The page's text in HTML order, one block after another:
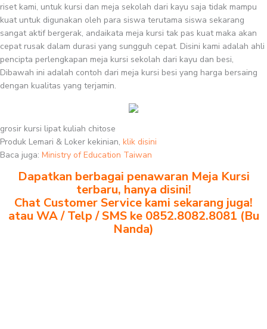
riset kami, untuk kursi dan meja sekolah dari kayu saja tidak mampu
kuat untuk digunakan oleh para siswa terutama siswa sekarang
sangat aktif bergerak, andaikata meja kursi tak pas kuat maka akan
cepat rusak dalam durasi yang sungguh cepat. Disini kami adalah ahli
pencipta perlengkapan meja kursi sekolah dari kayu dan besi,
Dibawah ini adalah contoh dari meja kursi besi yang harga bersaing
dengan kualitas yang terjamin.
grosir kursi lipat kuliah chitose
Produk Lemari & Loker kekinian, klik disini
Baca juga: Ministry of Education Taiwan
Dapatkan berbagai penawaran Meja Kursi
terbaru, hanya disini!
Chat Customer Service kami sekarang juga!
atau WA / Telp / SMS ke 0852.8082.8081 (Bu
Nanda)